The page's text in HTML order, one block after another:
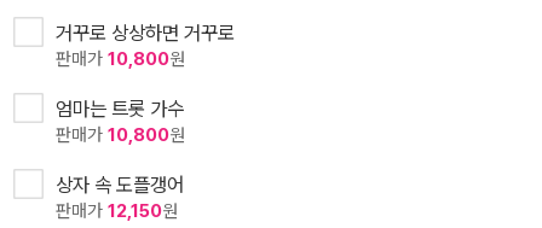
거꾸로 상상하면 거꾸로
판매가 10,800원
엄마는 트롯 가수
판매가 10,800원
상자 속 도플갱어
판매가 12,150원